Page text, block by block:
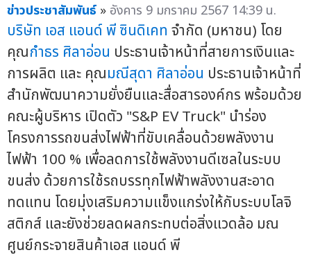
ข่าวประชาสัมพันธ์ » อังคาร 9 มกราคม 2567 14:39 น.
บริษัท เอส แอนด์ พี ซินดิเคท จำกัด (มหาชน) โดย
คุณกำธร ศิลาอ่อน ประธานเจ้าหน้าที่สายการเงินและ
การผลิต และ คุณมณีสุดา ศิลาอ่อน ประธานเจ้าหน้าที่
สำนักพัฒนาความยั่งยืนและสื่อสารองค์กร พร้อมด้วย
คณะผู้บริหาร เปิดตัว "S&P EV Truck" นำร่อง
โครงการรถขนส่งไฟฟ้าที่ขับเคลื่อนด้วยพลังงาน
ไฟฟ้า 100 % เพื่อลดการใช้พลังงานดีเซลในระบบ
ขนส่ง ด้วยการใช้รถบรรทุกไฟฟ้าพลังงานสะอาด
ทดแทน โดยมุ่งเสริมความแข็งแกร่งให้กับระบบโลจิ
สติกส์ และยังช่วยลดผลกระทบต่อสิ่งแวดล้อ มณ
ศูนย์กระจายสินค้าเอส แอนด์ พี